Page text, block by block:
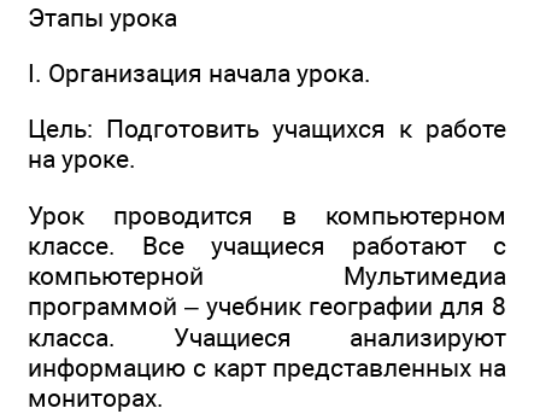
Этапы урока
I. Организация начала урока.
Цель: Подготовить учащихся к работе
на уроке.
Урок проводится в компьютерном
классе. Все учащиеся работают с
компьютерной Мультимедиа
программой – учебник географии для 8
класса. Учащиеся анализируют
информацию с карт представленных на
мониторах.